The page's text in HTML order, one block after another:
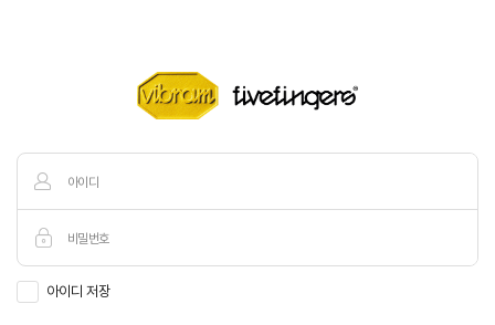
아이디 저장